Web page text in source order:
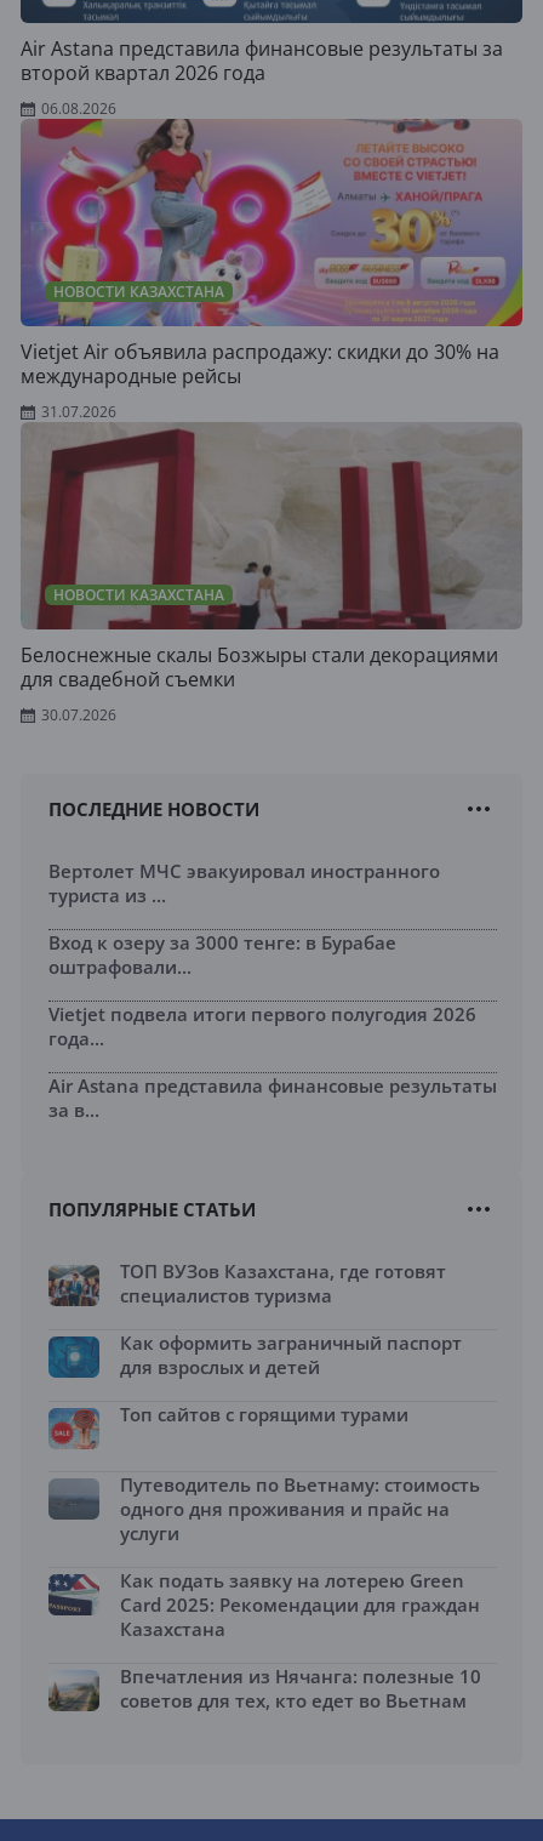
Air Astana представила финансовые результаты за
второй квартал 2026 года
06.08.2026
НОВОСТИ КАЗАХСТАНА
Vietjet Air объявила распродажу: скидки до 30% на
международные рейсы
31.07.2026
НОВОСТИ КАЗАХСТАНА
Белоснежные скалы Бозжыры стали декорациями
для свадебной съемки
30.07.2026
ПОСЛЕДНИЕ НОВОСТИ
Вертолет МЧС эвакуировал иностранного
туриста из ...
Вход к озеру за 3000 тенге: в Бурабае
оштрафовали...
Vietjet подвела итоги первого полугодия 2026
года...
Air Astana представила финансовые результаты
за в...
ПОПУЛЯРНЫЕ СТАТЬИ
ТОП ВУЗов Казахстана, где готовят
специалистов туризма
Как оформить заграничный паспорт
для взрослых и детей
Топ сайтов с горящими турами
Путеводитель по Вьетнаму: стоимость
одного дня проживания и прайс на
услуги
Как подать заявку на лотерею Green
Card 2025: Рекомендации для граждан
Казахстана
Впечатления из Нячанга: полезные 10
советов для тех, кто едет во Вьетнам